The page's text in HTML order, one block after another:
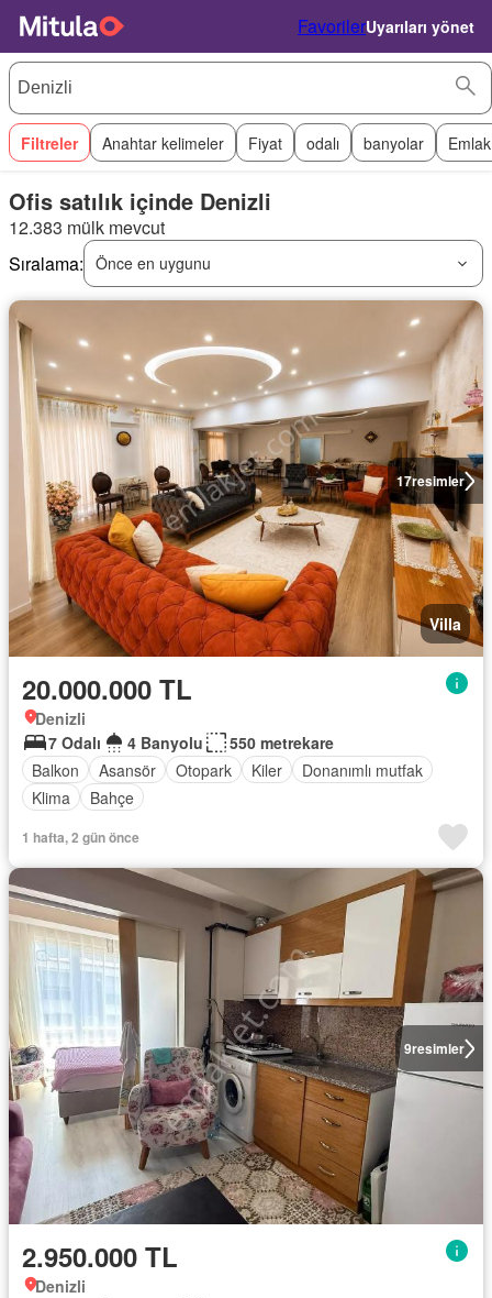
FavorilerUyarıları yönet
Filtreler Anahtar kelimeler Fiyat odalı banyolar
Ofis satılık içinde Denizli
12.383 mülk mevcut
Sıralama: Önce en uygunu
17resimler
Villa
20.000.000 TL
Denizli
7 Odalı
4 Banyolu
550 metrekare
Balkon
Asansör Otopark Kiler
Donanımlı mutfak
Klima
Bahçe
1 hafta, 2 gün önce
9resimler
2.950.000 TL
Denizli